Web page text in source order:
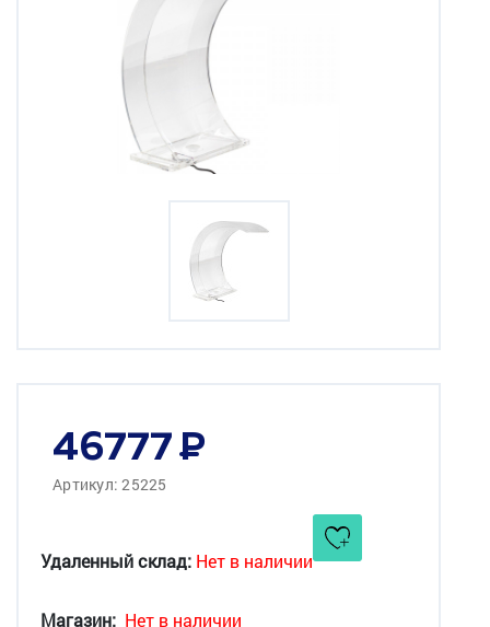
46777
Артикул: 25225
Удаленный склад: Нет в наличии
Магазин: Нет в наличии